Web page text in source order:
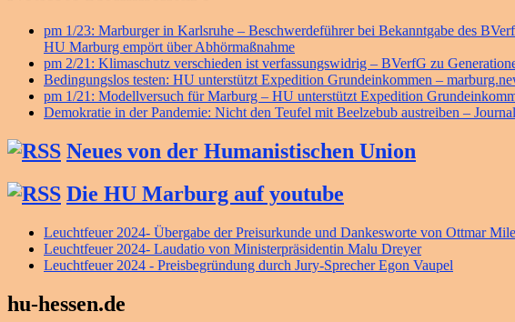
pm 1/23: Marburger in Karlsruhe – Beschwerdeführer bei Bekanntgabe des
HU Marburg empört über Abhörmaßnahme
pm 2/21: Klimaschutz verschieden ist verfassungswidrig – BVerfG zu
Bedingungslos testen: HU unterstützt Expedition Grundeinkommen –
pm 1/21: Modellversuch für Marburg – HU unterstützt Expedition
Demokratie in der Pandemie: Nicht den Teufel mit Beelzebub austreiben –
Neues von der Humanistischen Union
Die HU Marburg auf youtube
Leuchtfeuer 2024- Übergabe der Preisurkunde und Dankesworte von Ottmar
Leuchtfeuer 2024- Laudatio von Ministerpräsidentin Malu Dreyer
Leuchtfeuer 2024 - Preisbegründung durch Jury-Sprecher Egon Vaupel
hu-hessen.de